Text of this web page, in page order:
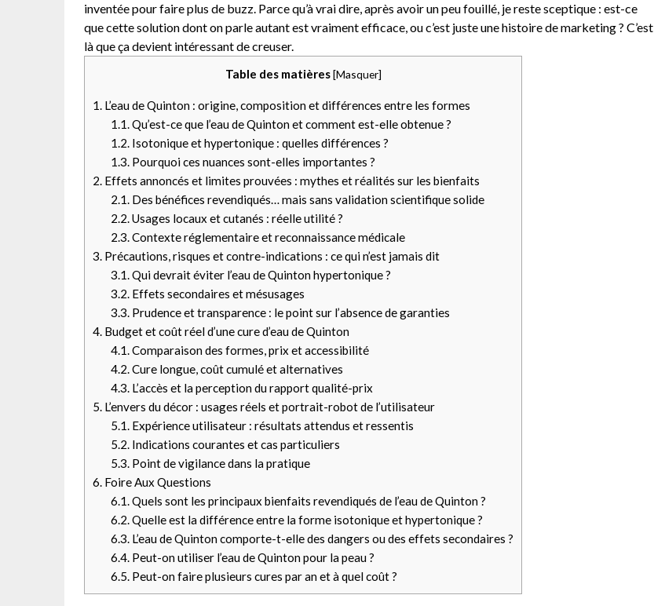
inventée pour faire plus de buzz. Parce qu’à vrai dire, après avoir un peu fouillé, je reste sceptique : est-ce
que cette solution dont on parle autant est vraiment efficace, ou c’est juste une histoire de marketing ? C’est
là que ça devient intéressant de creuser.
Table des matières [Masquer]
1. L’eau de Quinton : origine, composition et différences entre les formes
1.1.Qu’est-ce que l’eau de Quinton et comment est-elle obtenue ?
1.2.Isotonique et hypertonique : quelles différences ?
1.3.Pourquoi ces nuances sont-elles importantes ?
2. Effets annoncés et limites prouvées : mythes et réalités sur les bienfaits
2.1.Des bénéfices revendiqués… mais sans validation scientifique solide
2.2.Usages locaux et cutanés : réelle utilité ?
2.3.Contexte réglementaire et reconnaissance médicale
3. Précautions, risques et contre-indications : ce qui n’est jamais dit
3.1.Qui devrait éviter l’eau de Quinton hypertonique ?
3.2.Effets secondaires et mésusages
3.3.Prudence et transparence : le point sur l’absence de garanties
4. Budget et coût réel d’une cure d’eau de Quinton
4.1.Comparaison des formes, prix et accessibilité
4.2.Cure longue, coût cumulé et alternatives
4.3.L’accès et la perception du rapport qualité-prix
5. L’envers du décor : usages réels et portrait-robot de l’utilisateur
5.1.Expérience utilisateur : résultats attendus et ressentis
5.2.Indications courantes et cas particuliers
5.3.Point de vigilance dans la pratique
6. Foire Aux Questions
6.1.Quels sont les principaux bienfaits revendiqués de l’eau de Quinton ?
6.2.Quelle est la différence entre la forme isotonique et hypertonique ?
6.3.L’eau de Quinton comporte-t-elle des dangers ou des effets secondaires ?
6.4.Peut-on utiliser l’eau de Quinton pour la peau ?
6.5.Peut-on faire plusieurs cures par an et à quel coût ?